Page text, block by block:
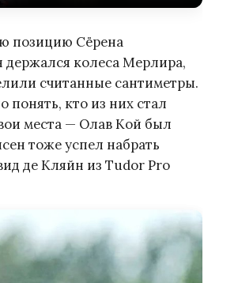
позицию Сёрена
колеса Мерлира,
считанные сантиметры.
кто из них стал
места — Олав Кой был
тоже успел набрать
де Кляйн из Tudor Pro